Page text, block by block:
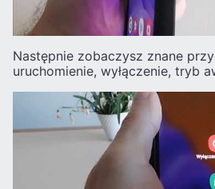
Następnie zobaczysz znane
uruchomienie, wyłączenie, tryb